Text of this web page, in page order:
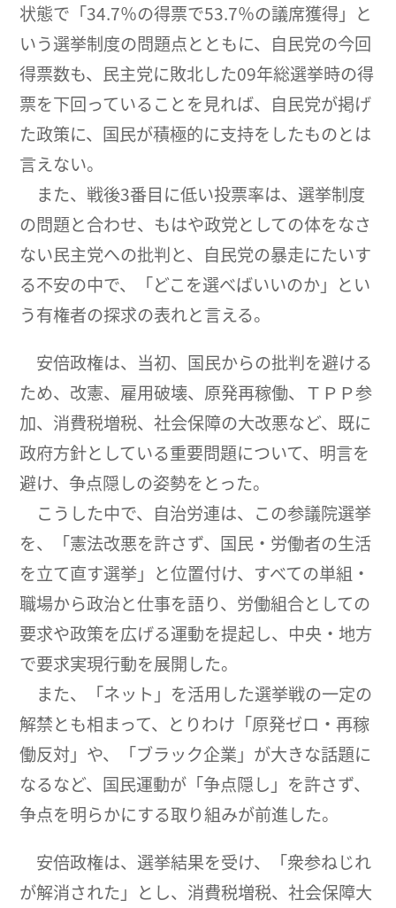
状態で「34.7％の得票で53.7％の議席獲得」と
いう選挙制度の問題点とともに、自民党の今回
得票数も、民主党に敗北した09年総選挙時の得
票を下回っていることを見れば、自民党が掲げ
た政策に、国民が積極的に支持をしたものとは
言えない。
また、戦後3番目に低い投票率は、選挙制度
の問題と合わせ、もはや政党としての体をなさ
ない民主党への批判と、自民党の暴走にたいす
る不安の中で、「どこを選べばいいのか」とい
う有権者の探求の表れと言える。
安倍政権は、当初、国民からの批判を避ける
ため、改憲、雇用破壊、原発再稼働、ＴＰＰ参
加、消費税増税、社会保障の大改悪など、既に
政府方針としている重要問題について、明言を
避け、争点隠しの姿勢をとった。
こうした中で、自治労連は、この参議院選挙
を、「憲法改悪を許さず、国民・労働者の生活
を立て直す選挙」と位置付け、すべての単組・
職場から政治と仕事を語り、労働組合としての
要求や政策を広げる運動を提起し、中央・地方
で要求実現行動を展開した。
また、「ネット」を活用した選挙戦の一定の
解禁とも相まって、とりわけ「原発ゼロ・再稼
働反対」や、「ブラック企業」が大きな話題に
なるなど、国民運動が「争点隠し」を許さず、
争点を明らかにする取り組みが前進した。
安倍政権は、選挙結果を受け、「衆参ねじれ
が解消された」とし、消費税増税、社会保障大